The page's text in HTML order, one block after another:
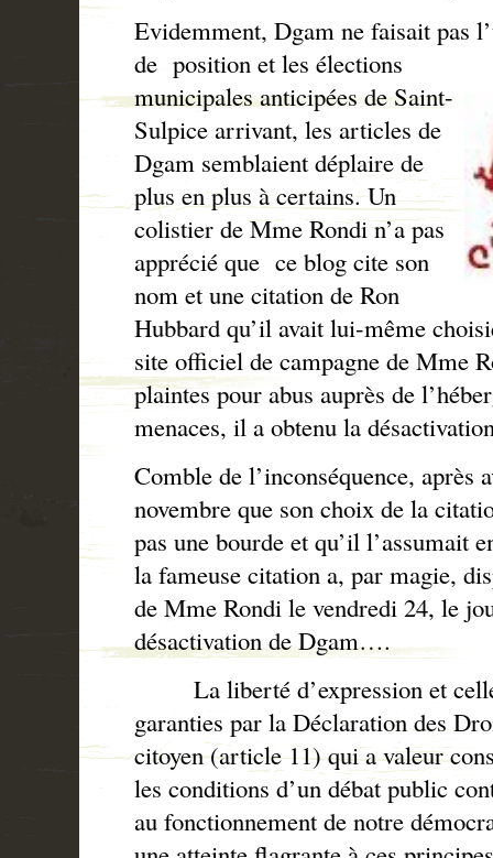
Evidemment, Dgam ne faisait pas
de position et les élections
municipales anticipées de Saint-
Sulpice arrivant, les articles de
Dgam semblaient déplaire de
plus en plus à certains. Un
colistier de Mme Rondi n’a pas
apprécié que ce blog cite son
nom et une citation de Ron
Hubbard qu’il avait lui-même
site officiel de campagne de Mme
plaintes pour abus auprès de
menaces, il a obtenu la
Comble de l’inconséquence,
novembre que son choix de la
pas une bourde et qu’il l’assumait
la fameuse citation a, par magie,
de Mme Rondi le vendredi 24, le
désactivation de Dgam….
La liberté d’expression et
garanties par la Déclaration des
citoyen (article 11) qui a valeur
les conditions d’un débat public
au fonctionnement de notre